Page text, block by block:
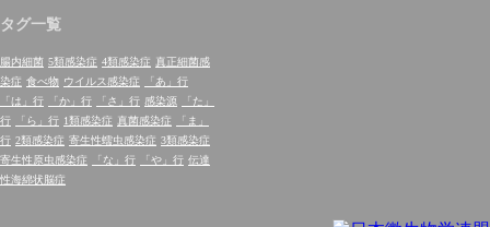
タグ一覧
腸内細菌 5類感染症 4類感染症 真正細菌感
染症 食べ物 ウイルス感染症
「あ」行
「は」行
「か」行 「さ」行 感染源
「た」
行
「ら」行 1類感染症 真菌感染症
「ま」
行 2類感染症 寄生性蠕虫感染症 3類感染症
寄生性原虫感染症
「な」行 「や」行 伝達
性海綿状脳症